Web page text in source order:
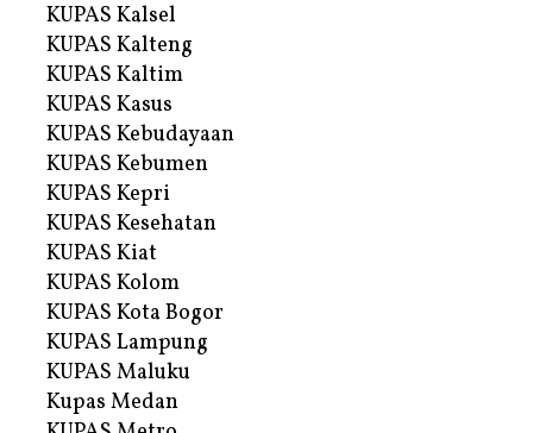
KUPAS Kalsel
KUPAS Kalteng
KUPAS Kaltim
KUPAS Kasus
KUPAS Kebudayaan
KUPAS Kebumen
KUPAS Kepri
KUPAS Kesehatan
KUPAS Kiat
KUPAS Kolom
KUPAS Kota Bogor
KUPAS Lampung
KUPAS Maluku
Kupas Medan